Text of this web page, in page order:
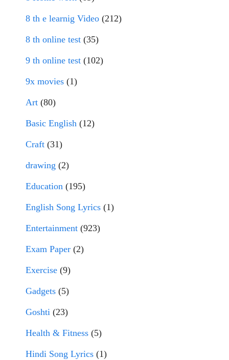
8 th e learnig Video (212)
8 th online test (35)
9 th online test (102)
9x movies (1)
Art (80)
Basic English (12)
Craft (31)
drawing (2)
Education (195)
English Song Lyrics (1)
Entertainment (923)
Exam Paper (2)
Exercise (9)
Gadgets (5)
Goshti (23)
Health & Fitness (5)
Hindi Song Lyrics (1)